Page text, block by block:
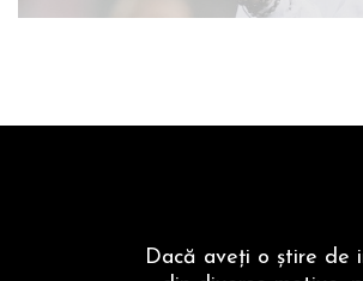
Dacă aveţi o ştire de